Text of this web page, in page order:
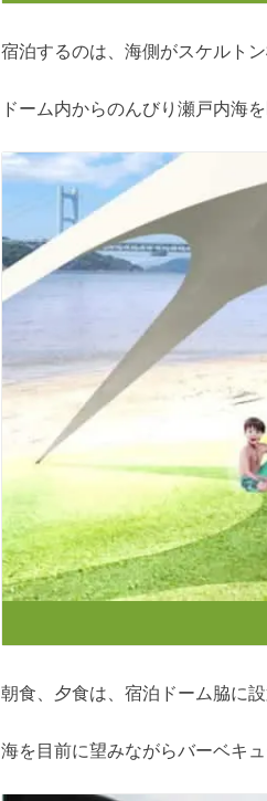
宿泊するのは、海側がスケルトン
ドーム内からのんびり瀬戸内海
朝食、夕食は、宿泊ドーム脇に
海を目前に望みながらバーベキ